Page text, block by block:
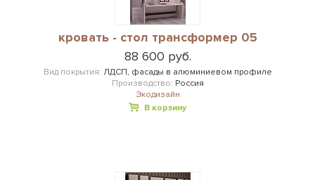
кровать - стол трансформер 05
88 600 руб.
Вид покрытия: ЛДСП, фасады в алюминиевом профиле
Производство: Россия
Экодизайн
В корзину